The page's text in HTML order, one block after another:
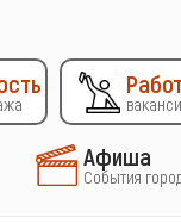
Афиша
События